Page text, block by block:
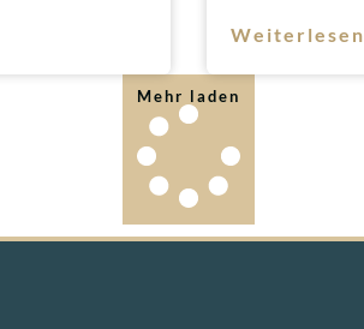
Weiterlesen
Mehr laden